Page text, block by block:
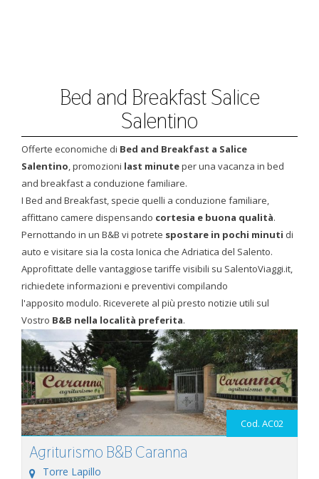
Bed and Breakfast Salice
Salentino
Offerte economiche di Bed and Breakfast a Salice
Salentino, promozioni last minuteper una vacanza in bed
and breakfast a conduzione familiare.
I Bed and Breakfast, specie quelli a conduzione familiare,
affittano camere dispensando cortesia e buona qualità.
Pernottando in un B&B vi potrete spostare in pochi minuti di
auto e visitare sia la costa Ionica che Adriatica del Salento.
Approfittate delle vantaggiose tariffe visibili su SalentoViaggi.it,
richiedete informazioni e preventivi compilando
l'apposito modulo. Riceverete al più presto notizie utili sul
Vostro B&B nella località preferita.
Cod. AC02
Agriturismo B&B Caranna
Torre Lapillo